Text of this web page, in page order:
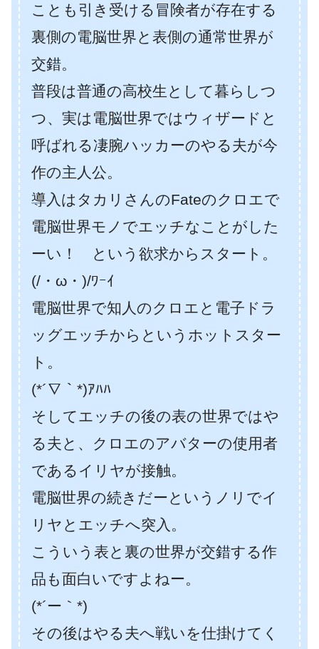
ことも引き受ける冒険者が存在する
裏側の電脳世界と表側の通常世界が
交錯。
普段は普通の高校生として暮らしつ
つ、実は電脳世界ではウィザードと
呼ばれる凄腕ハッカーのやる夫が今
作の主人公。
導入はタカリさんのFateのクロエで
電脳世界モノでエッチなことがした
ーい！ という欲求からスタート。
(/・ω・)/ﾜｰｲ
電脳世界で知人のクロエと電子ドラ
ッグエッチからというホットスター
ト。
(*´∇｀*)ｱﾊﾊ
そしてエッチの後の表の世界ではや
る夫と、クロエのアバターの使用者
であるイリヤが接触。
電脳世界の続きだーというノリでイ
リヤとエッチへ突入。
こういう表と裏の世界が交錯する作
品も面白いですよねー。
(*´ー｀*)
その後はやる夫へ戦いを仕掛けてく